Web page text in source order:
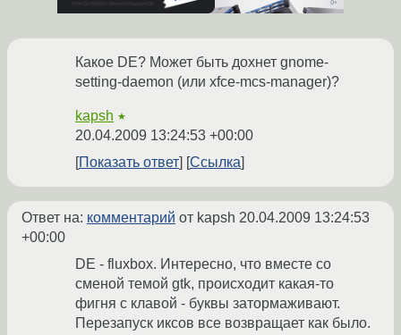
Какое DE? Может быть дохнет gnome-
setting-daemon (или xfce-mcs-manager)?
kapsh ★
20.04.2009 13:24:53 +00:00
Показать ответ
Ссылка
Ответ на: комментарий от kapsh 20.04.2009 13:24:53
+00:00
DE - fluxbox. Интересно, что вместе со
сменой темой gtk, происходит какая-то
фигня с клавой - буквы затормаживают.
Перезапуск иксов все возвращает как было.